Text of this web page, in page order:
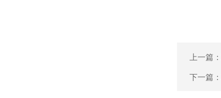
上一篇：
下一篇：